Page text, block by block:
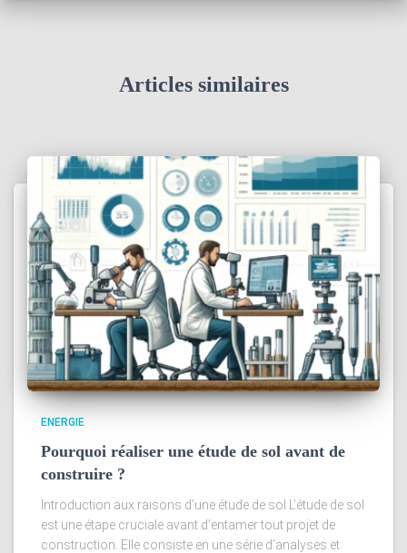
Articles similaires
ENERGIE
Pourquoi réaliser une étude de sol avant de
construire ?
Introduction aux raisons d’une étude de sol L’étude de sol
est une étape cruciale avant d’entamer tout projet de
construction. Elle consiste en une série d’analyses et